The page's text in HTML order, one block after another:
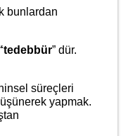
” dür.
süreçleri
yapmak.